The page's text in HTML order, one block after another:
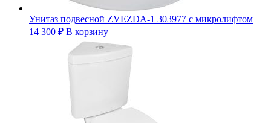
Унитаз подвесной ZVEZDA-1 303977 с микролифтом
14 300 ₽ В корзину